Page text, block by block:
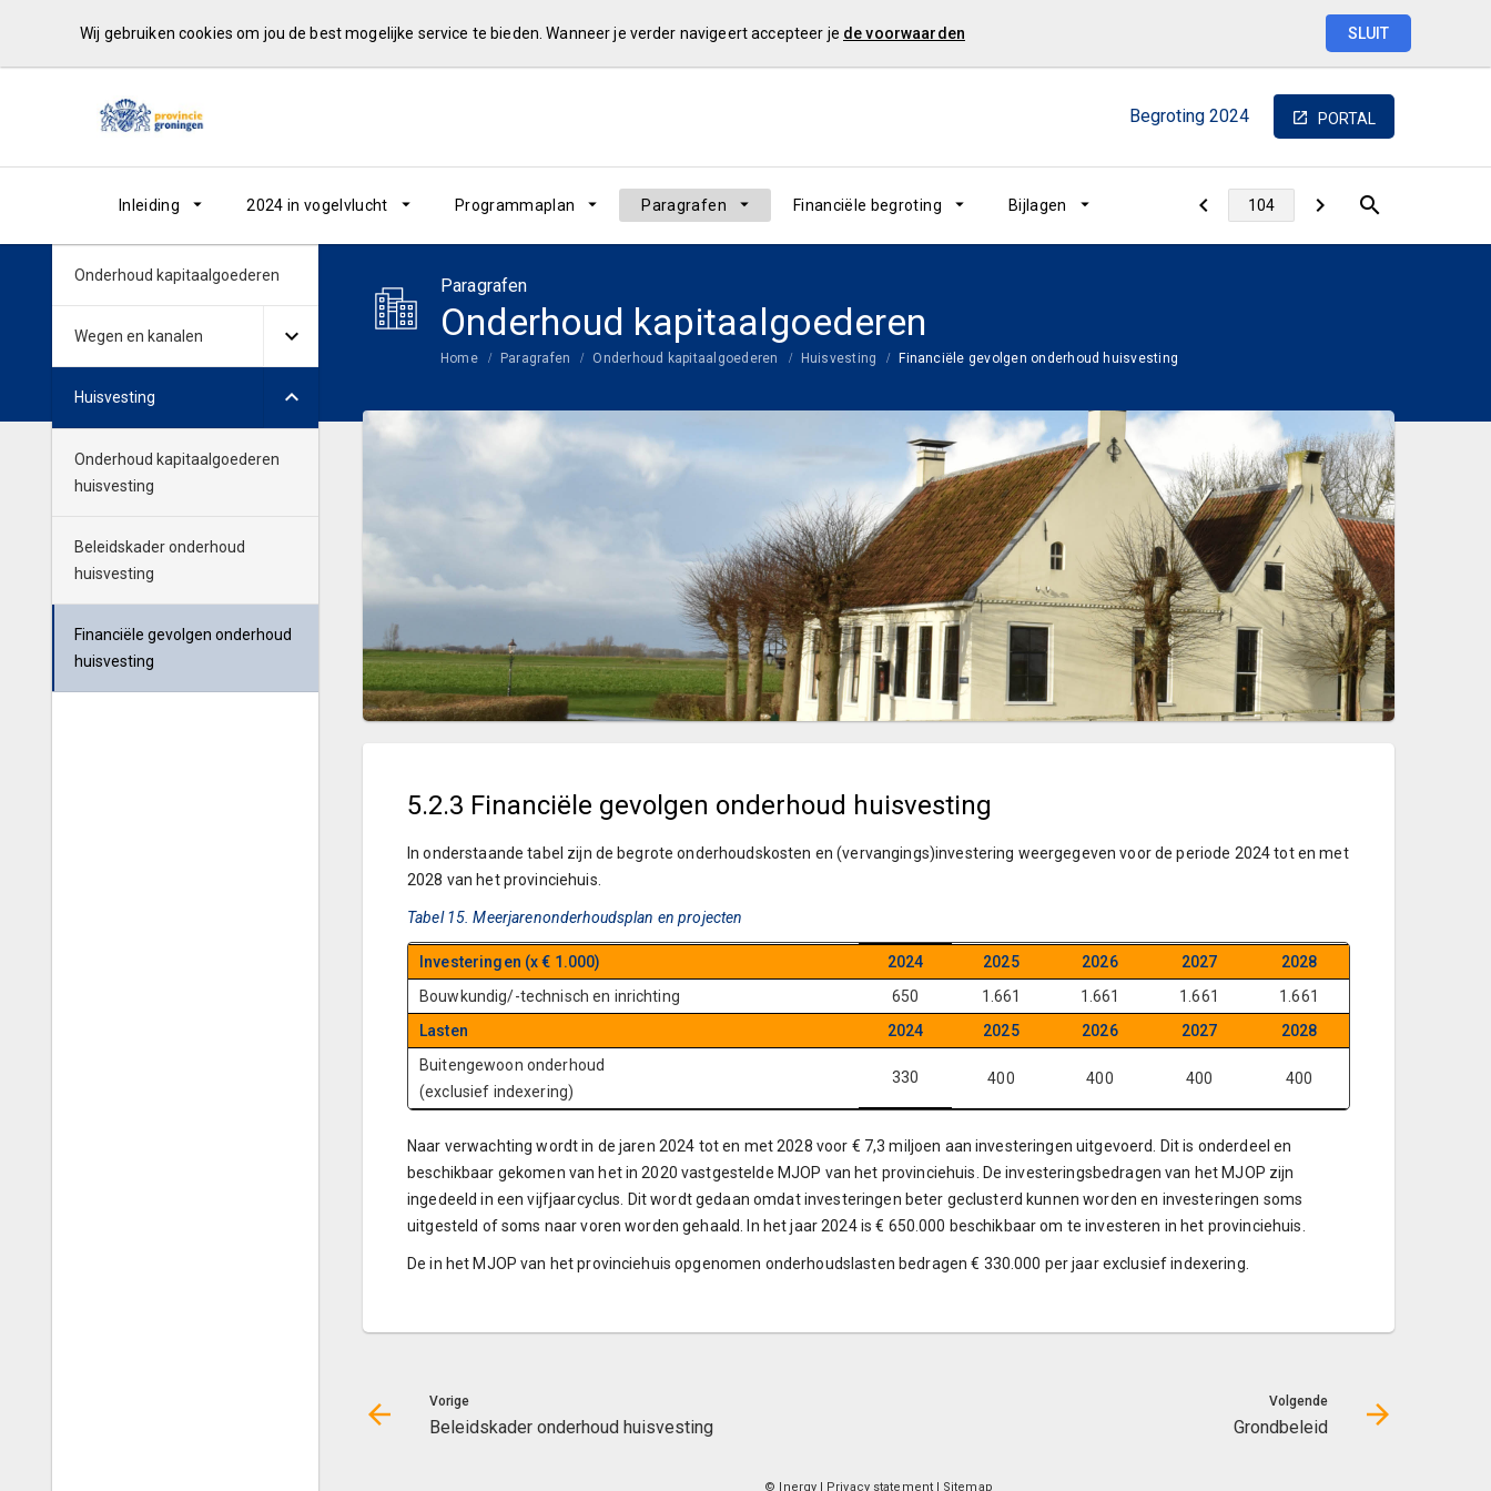
Wij gebruiken cookies om jou de best mogelijke service te bieden. Wanneer je verder navigeert accepteer je de voorwaarden SLUIT
Begroting 2024 PORTAL
Inleiding 2024 in vogelvlucht Programmaplan Paragrafen Financiële begroting Bijlagen
Paragrafen
Onderhoud kapitaalgoederen
Home Paragrafen Onderhoud kapitaalgoederen Huisvesting Financiële gevolgen onderhoud huisvesting
Onderhoud kapitaalgoederen
Wegen en kanalen
Huisvesting
Onderhoud kapitaalgoederen
huisvesting
Beleidskader onderhoud
huisvesting
Financiële gevolgen onderhoud
huisvesting
5.2.3 Financiële gevolgen onderhoud huisvesting
In onderstaande tabel zijn de begrote onderhoudskosten en (vervangings)investering weergegeven voor de periode 2024 tot en met
2028 van het provinciehuis.
Tabel 15. Meerjarenonderhoudsplan en projecten
Investeringen (x € 1.000) 2024 2025 2026 2027
2028
Bouwkundig/-technisch en inrichting
650 1.661 1.661 1.661
1.661
Lasten
2024 2025 2026 2027
2028
Buitengewoon onderhoud
(exclusief indexering)
330 400 400 400 400
Naar verwachting wordt in de jaren 2024 tot en met 2028 voor € 7,3 miljoen aan investeringen uitgevoerd. Dit is onderdeel en
beschikbaar gekomen van het in 2020 vastgestelde MJOP van het provinciehuis. De investeringsbedragen van het MJOP zijn
ingedeeld in een vijfjaarcyclus. Dit wordt gedaan omdat investeringen beter geclusterd kunnen worden en investeringen soms
uitgesteld of soms naar voren worden gehaald. In het jaar 2024 is € 650.000 beschikbaar om te investeren in het provinciehuis.
De in het MJOP van het provinciehuis opgenomen onderhoudslasten bedragen € 330.000 per jaar exclusief indexering.
Vorige
Beleidskader onderhoud huisvesting
Volgende
Grondbeleid
© Inergy | Privacy statement| Sitemap